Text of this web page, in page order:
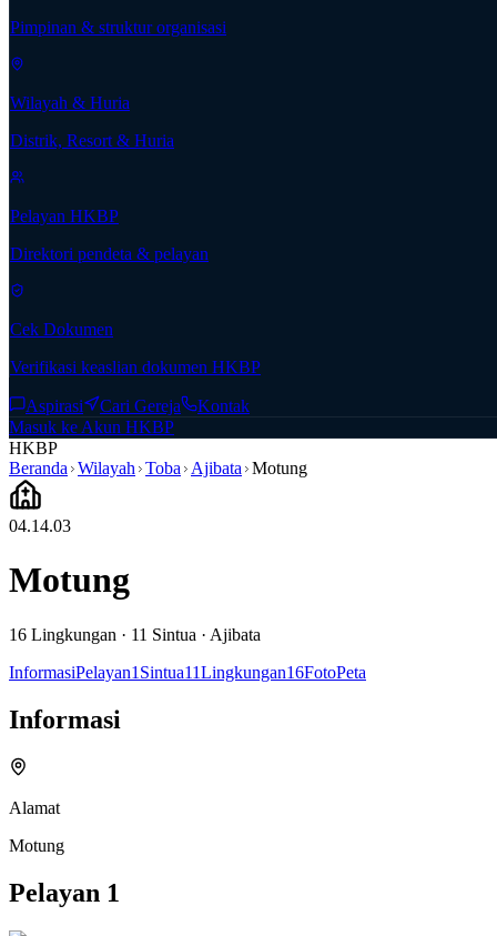
Pimpinan & struktur organisasi
Wilayah & Huria
Distrik, Resort & Huria
Pelayan HKBP
Direktori pendeta & pelayan
Cek Dokumen
Verifikasi keaslian dokumen HKBP
Aspirasi Cari Gereja
Kontak
Masuk ke Akun HKBP
HKBP
Beranda Wilayah Toba Ajibata Motung
04.14.03
Motung
16 Lingkungan · 11 Sintua · Ajibata
InformasiPelayan1 Sintua11Lingkungan16FotoPeta
Informasi
Alamat
Motung
Pelayan 1